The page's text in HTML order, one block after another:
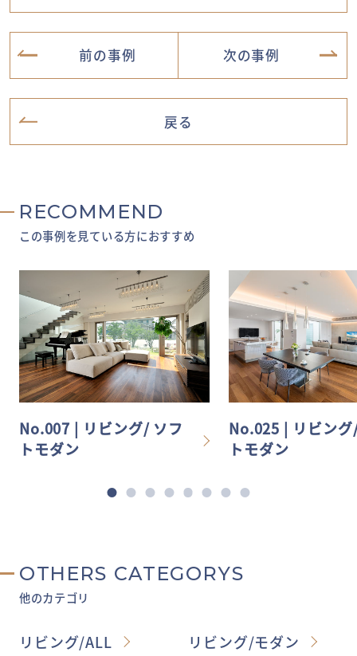
前の事例 次の事例
戻る
RECOMMEND
この事例を見ている方におすすめ
No.007 | リビング/ ソフ
トモダン
No.025 | リビン
トモダン
OTHERS CATEGORYS
他のカテゴリ
リビング/ALL リビング/モダン